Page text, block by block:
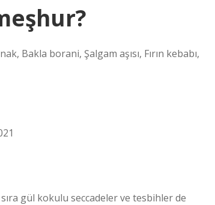
Bakla borani, Şalgam aşısı, Fırın kebabı,
gül kokulu seccadeler ve tesbihler de